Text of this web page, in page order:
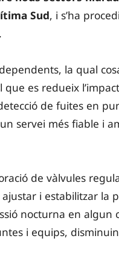
Sud, i s’ha
.
la qual
es redueix
de fuites en
servei més fiable i
de vàlvules
i estabilitzar la
nocturna en algun
i equips,